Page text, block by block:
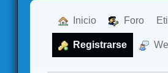
Inicio Foro
Registrarse